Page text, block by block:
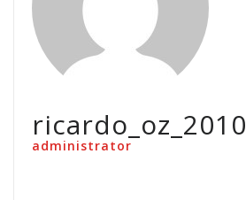
ricardo_oz_2010
administrator